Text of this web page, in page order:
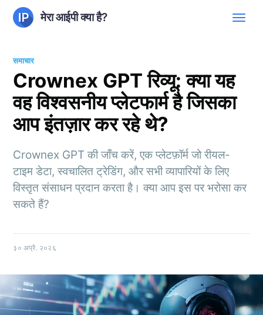
मेरा आईपी क्या है?
समाचार
Crownex GPT रिव्यू: क्या यह
वह विश्वसनीय प्लेटफार्म है जिसका
आप इंतज़ार कर रहे थे?
Crownex GPT की जाँच करें, एक प्लेटफ़ॉर्म जो रीयल-
टाइम डेटा, स्वचालित ट्रेडिंग, और सभी व्यापारियों के लिए
विस्तृत संसाधन प्रदान करता है। क्या आप इस पर भरोसा कर
सकते हैं?
३० अप्रै. २०२६